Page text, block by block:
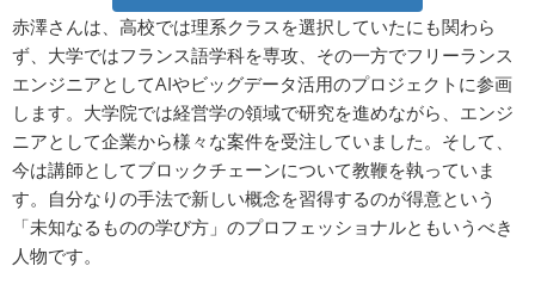
赤澤さんは、高校では理系クラスを選択していたにも関わら
ず、大学ではフランス語学科を専攻、その一方でフリーランス
エンジニアとしてAIやビッグデータ活用のプロジェクトに参画
します。大学院では経営学の領域で研究を進めながら、エンジ
ニアとして企業から様々な案件を受注していました。そして、
今は講師としてブロックチェーンについて教鞭を執っていま
す。自分なりの手法で新しい概念を習得するのが得意という
「未知なるものの学び方」のプロフェッショナルともいうべき
人物です。